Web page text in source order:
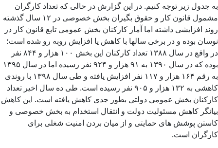
به جدول زیر توجه کنیم. در این گزارش در حالی که تعداد کارگران
مشمول قانون کار و حقوق بگیران بخش خصوصی در ۱۲ سال گذشته
روند افزایشی داشته اما آمار کارکنان بخش عمومی تابع قانون کار در
نوسان بوده و در برخی سالها با کاهش یا افزایش روبه رو شده است؛
در واقع در سال ۱۳۸۸ تعداد کارکنان این بخش ۱۰۰ هزار و ۸۴۴ نفر
بوده که در سال ۱۳۹۰ به ۹۱ هزار و ۹۲۴ نفر رسیده اما در سال ۱۳۹۵
به رقم ۱۶۴ هزار و ۱۱۷ نفر افزایش یافته و طی سال ۱۳۹۸ با روندی
کاهشی به ۱۳۲ هزار و ۹۰۵ نفر رسیده است. طی ده سال اخیر تعداد
کارکنان بخش عمومی دولتی بطور جدی کاهش یافته است. این کاهش
بیانگر کاهش مسئولیت دولت و انتقال استخدام به بخش خصوصی و
کاستن پوشش های حمایتی و از میان بردن امنیت شغلی برای
کارگران است.